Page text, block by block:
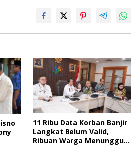
11 Ribu Data Korban Banjir
Langkat Belum Valid,
Ribuan Warga Menunggu